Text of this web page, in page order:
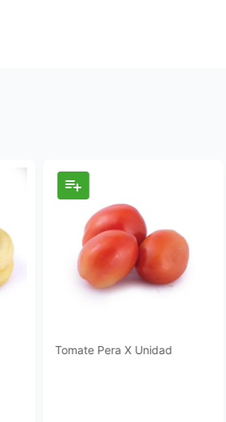
Tomate Pera X Unidad